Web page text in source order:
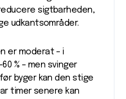
sigtbarheden,
udkantsområder.
er moderat – i
% – men svinger
byger kan den stige
timer senere kan